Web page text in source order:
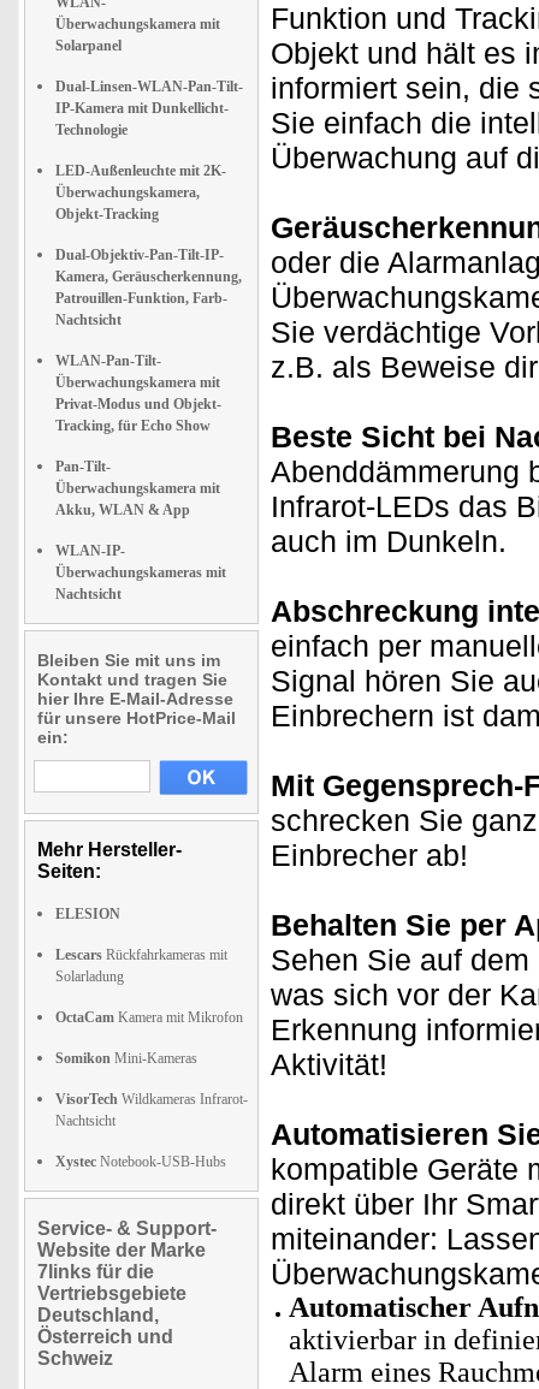
Überwachungskamera mit
Solarpanel
Dual-Linsen-WLAN-Pan-Tilt-
IP-Kamera mit Dunkellicht-
Technologie
LED-Außenleuchte mit 2K-
Überwachungskamera,
Objekt-Tracking
Dual-Objektiv-Pan-Tilt-IP-
Kamera, Geräuscherkennung,
Patrouillen-Funktion, Farb-
Nachtsicht
WLAN-Pan-Tilt-
Überwachungskamera mit
Privat-Modus und Objekt-
Tracking, für Echo Show
Pan-Tilt-
Überwachungskamera mit
Akku, WLAN & App
WLAN-IP-
Überwachungskameras mit
Nachtsicht
Bleiben Sie mit uns im
Kontakt und tragen Sie
hier Ihre E-Mail-Adresse
für unsere HotPrice-Mail
ein:
Mehr Hersteller-
Seiten:
ELESION
Lescars Rückfahrkameras mit
Solarladung
OctaCam Kamera mit Mikrofon
Somikon Mini-Kameras
VisorTech Wildkameras Infrarot-
Nachtsicht
Xystec Notebook-USB-Hubs
Service- & Support-
Website der Marke
7links für die
Vertriebsgebiete
Deutschland,
Österreich und
Schweiz
Funktion und
Objekt und hält es
informiert sein, die
Sie einfach die
Überwachung auf
oder die
Sie verdächtige
z.B. als Beweise
Beste Sicht bei
Abenddämmerung
Infrarot-LEDs das
auch im Dunkeln.
Abschreckung
einfach per
Signal hören Sie
Einbrechern ist
Mit Gegensprech-
schrecken Sie
Einbrecher ab!
Behalten Sie per
Sehen Sie auf
was sich vor der
Erkennung
Aktivität!
Automatisieren
kompatible Geräte
direkt über Ihr
miteinander:
Automatischer
aktivierbar in
Alarm eines